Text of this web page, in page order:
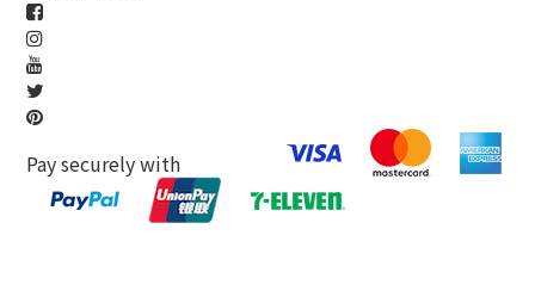
Pay securely with